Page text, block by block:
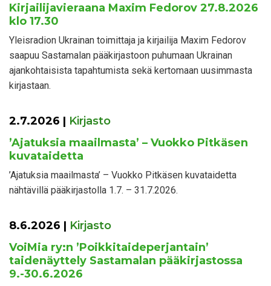
Kirjailijavieraana Maxim Fedorov 27.8.2026
klo 17.30
Yleisradion Ukrainan toimittaja ja kirjailija Maxim Fedorov
saapuu Sastamalan pääkirjastoon puhumaan Ukrainan
ajankohtaisista tapahtumista sekä kertomaan uusimmasta
kirjastaan.
2.7.2026 | Kirjasto
’Ajatuksia maailmasta’ – Vuokko Pitkäsen
kuvataidetta
’Ajatuksia maailmasta’ – Vuokko Pitkäsen kuvataidetta
nähtävillä pääkirjastolla 1.7. – 31.7.2026.
8.6.2026 | Kirjasto
VoiMia ry:n ’Poikkitaideperjantain’
taidenäyttely Sastamalan pääkirjastossa
9.-30.6.2026